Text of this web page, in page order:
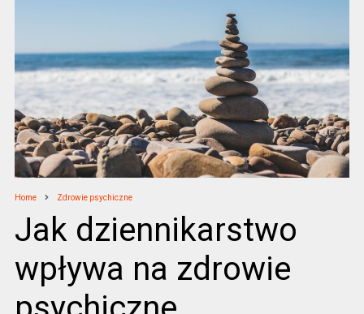
Home Zdrowie psychiczne
Jak dziennikarstwo
wpływa na zdrowie